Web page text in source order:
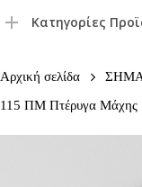
Κατηγορίες
Αρχική σελίδα
115 ΠΜ Πτέρυγα Μάχης